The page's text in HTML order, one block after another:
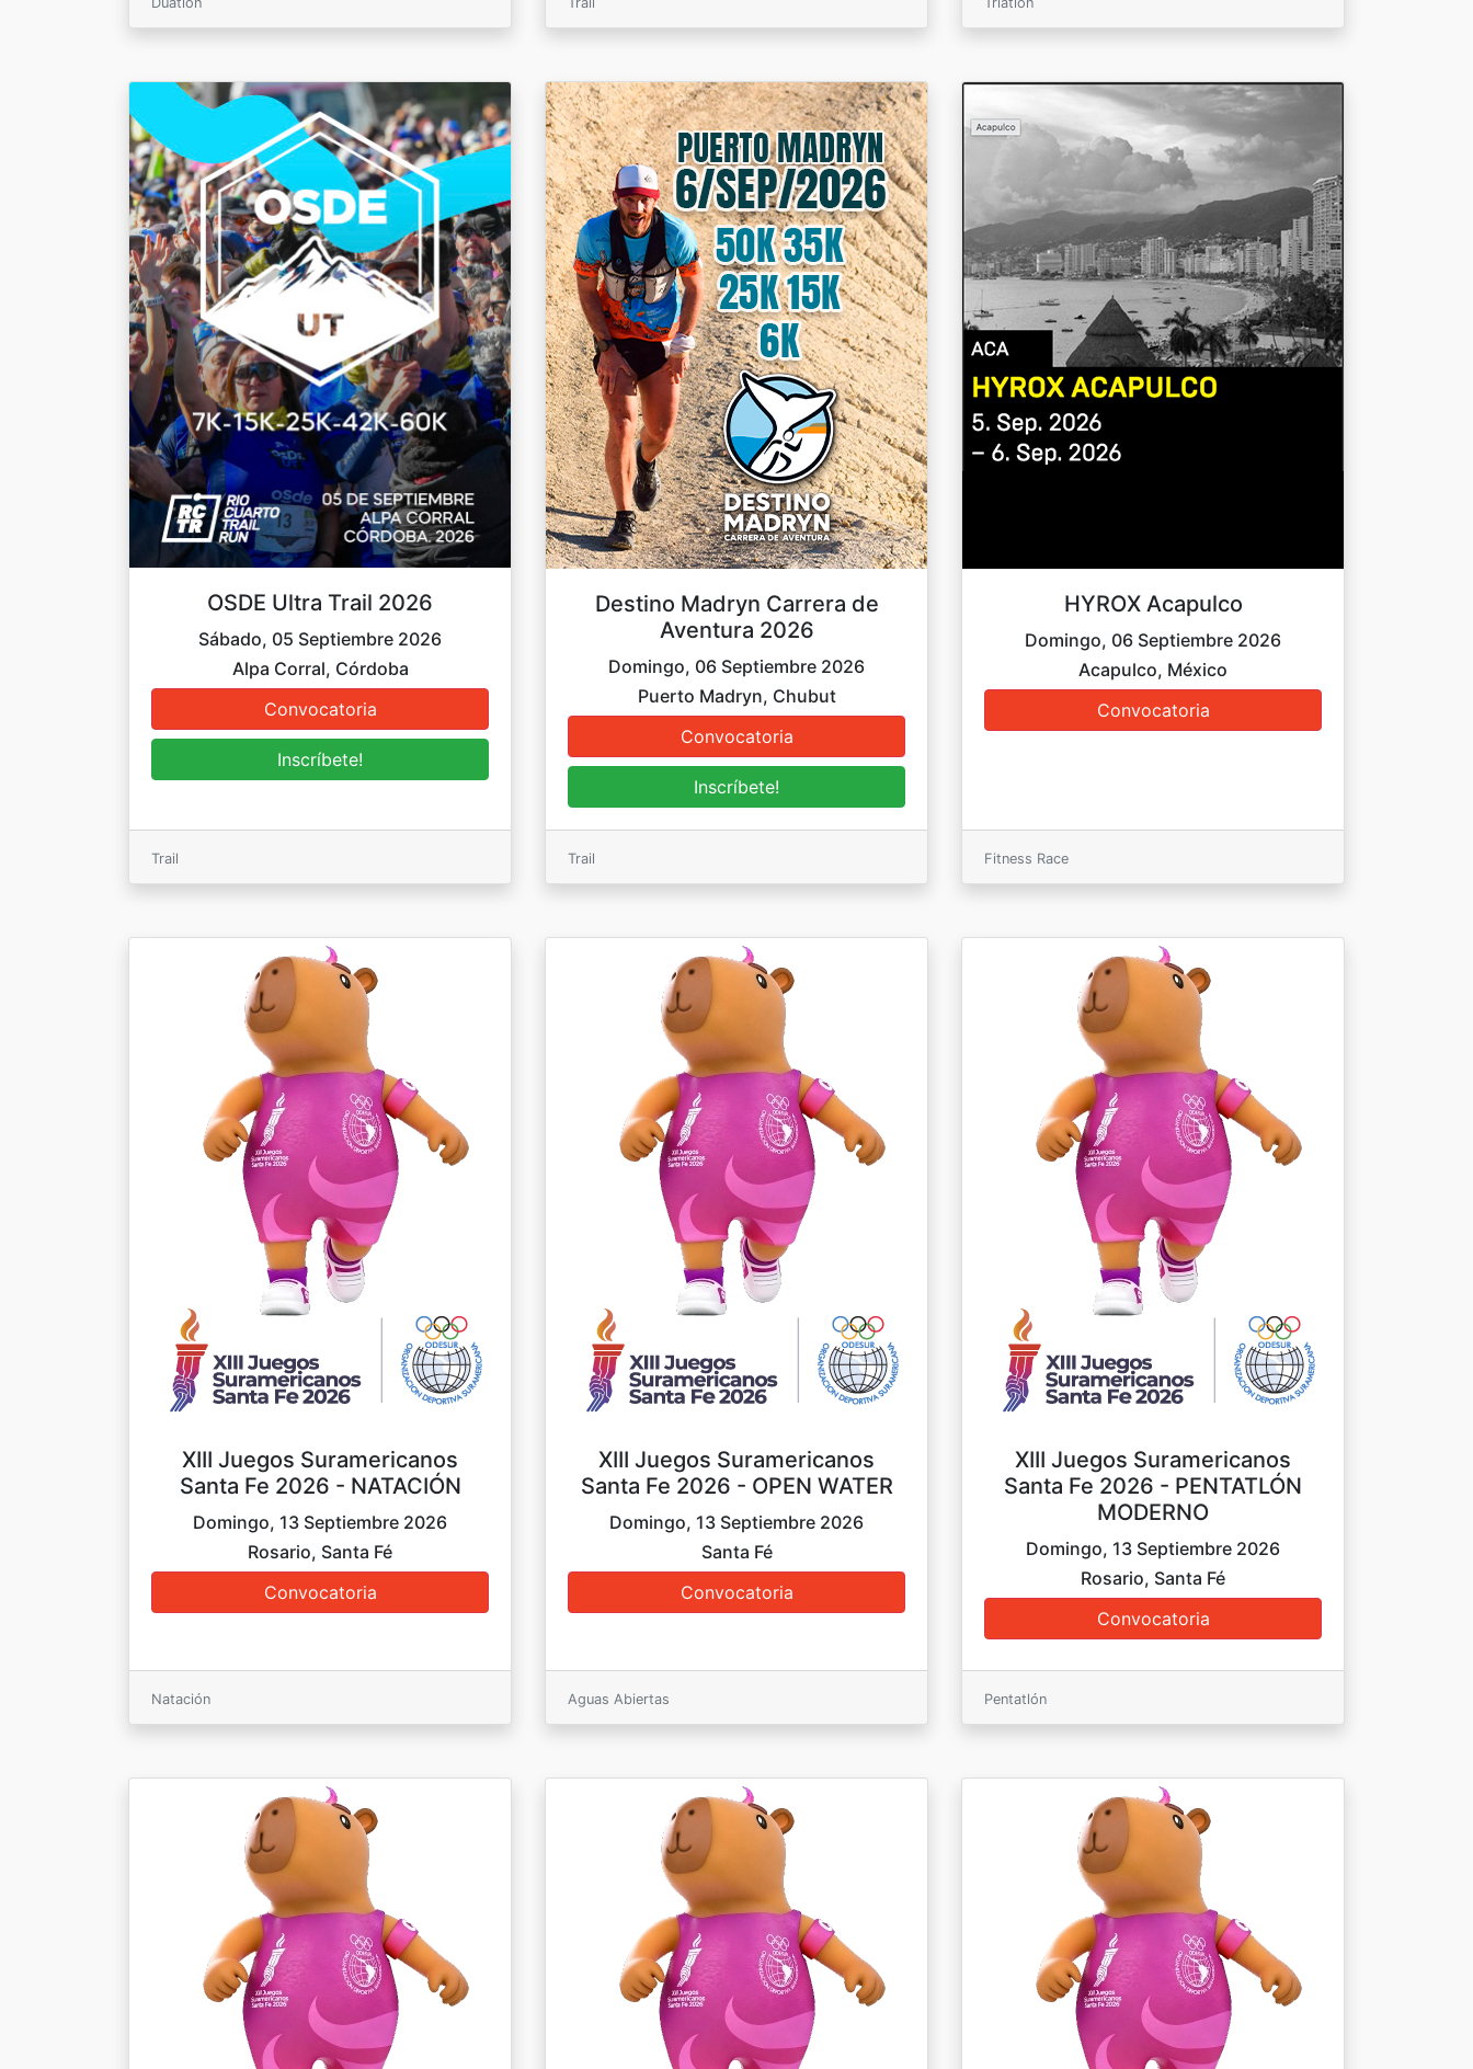
OSDE Ultra Trail 2026
Sábado, 05 Septiembre 2026
Alpa Corral, Córdoba
Trail
Destino Madryn Carrera de
Aventura 2026
Domingo, 06 Septiembre 2026
Puerto Madryn, Chubut
Trail
HYROX Acapulco
Domingo, 06 Septiembre 2026
Acapulco, México
Fitness Race
XIII Juegos Suramericanos
Santa Fe 2026 - NATACIÓN
Domingo, 13 Septiembre 2026
Rosario, Santa Fé
Natación
XIII Juegos Suramericanos
Santa Fe 2026 - OPEN WATER
Domingo, 13 Septiembre 2026
Santa Fé
Aguas Abiertas
XIII Juegos Suramericanos
Santa Fe 2026 - PENTATLÓN
MODERNO
Domingo, 13 Septiembre 2026
Rosario, Santa Fé
Pentatlón